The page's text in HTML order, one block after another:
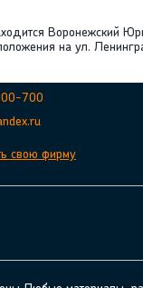
Воронежский
на ул.
700
свою фирму